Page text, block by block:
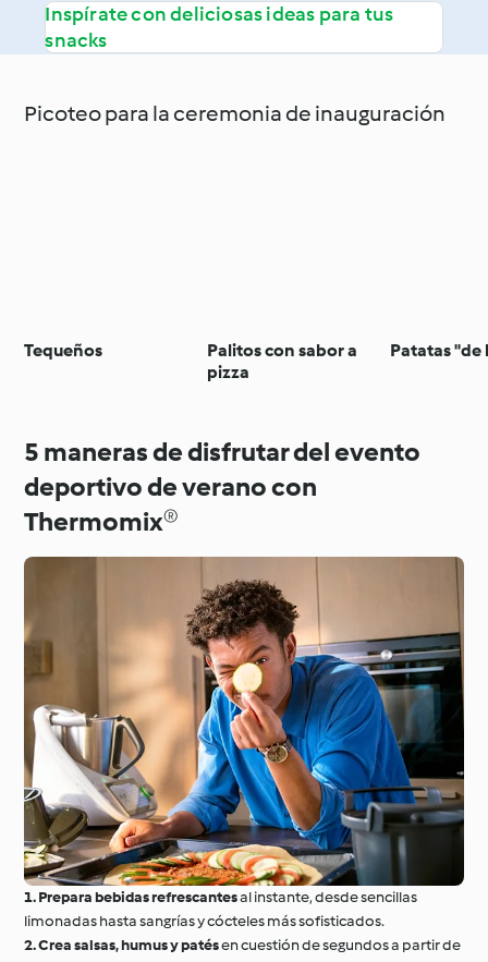
Inspírate con deliciosas ideas para tus
snacks
Picoteo para la ceremonia de inauguración
Tequeños
Palitos con sabor a
pizza
Patatas "de
5 maneras de disfrutar del evento
deportivo de verano con
Thermomix®
1.Prepara bebidas refrescantesal instante, desde sencillas
limonadas hasta sangrías y cócteles más sofisticados.
2.Crea salsas, humus y patésen cuestión de segundos a partir de